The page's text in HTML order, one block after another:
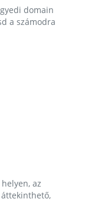
domain
a számodra
az